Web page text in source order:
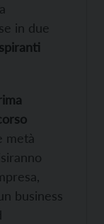
in due
metà
business